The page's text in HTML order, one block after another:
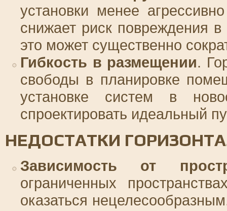
установки менее
снижает риск повреждения
это может существенно
Гибкость в размещении.
свободы в планировке
установке систем в
спроектировать идеальный
НЕДОСТАТКИ
Зависимость от
ограниченных
оказаться